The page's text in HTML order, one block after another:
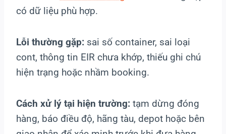
có dữ liệu phù hợp.
Lỗi thường gặp: sai số container, sai loại
cont, thông tin EIR chưa khớp, thiếu ghi chú
hiện trạng hoặc nhầm booking.
Cách xử lý tại hiện trường: tạm dừng đóng
hàng, báo điều độ, hãng tàu, depot hoặc bên